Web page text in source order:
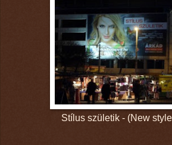
Stílus születik - (New